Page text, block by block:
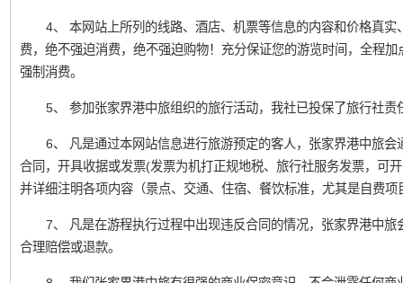
4、 本网站上所列的线路、酒店、机票等信息的内容和价格真
费，绝不强迫消费，绝不强迫购物！充分保证您的游览时间，全程
强制消费。
5、 参加张家界港中旅组织的旅行活动，我社已投保了旅行社责
6、 凡是通过本网站信息进行旅游预定的客人，张家界港中旅
合同，开具收据或发票(发票为机打正规地税、旅行社服务发票，可
并详细注明各项内容（景点、交通、住宿、餐饮标准，尤其是自费
7、 凡是在游程执行过程中出现违反合同的情况，张家界港中
合理赔偿或退款。